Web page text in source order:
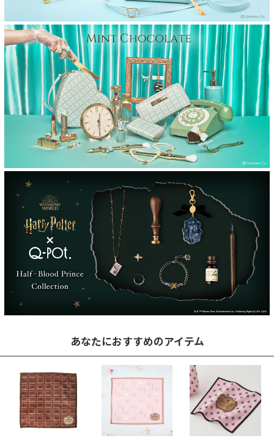
あなたにおすすめのアイテム